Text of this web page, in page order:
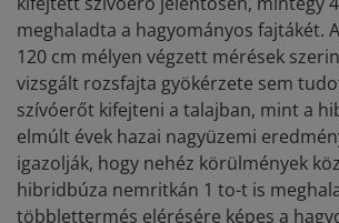
meghaladta a hagyományos fajtákét.
120 cm mélyen végzett mérések
vizsgált rozsfajta gyökérzete sem
szívóerőt kifejteni a talajban, mint a
elmúlt évek hazai nagyüzemi
igazolják, hogy nehéz körülmények
hibridbúza nemritkán 1 to-t is
többlettermés elérésére képes a